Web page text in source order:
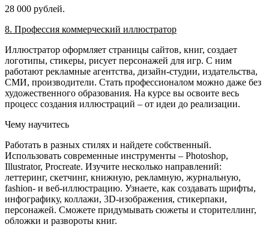
28 000 рублей.
8. Профессия коммерческий иллюстратор
Иллюстратор оформляет страницы сайтов, книг, создает
логотипы, стикеры, рисует персонажей для игр. С ним
работают рекламные агентства, дизайн-студии, издательства,
СМИ, производители. Стать профессионалом можно даже без
художественного образования. На курсе вы освоите весь
процесс создания иллюстраций – от идеи до реализации.
Чему научитесь
Работать в разных стилях и найдете собственный.
Использовать современные инструменты – Photoshop,
Illustrator, Procreate. Изучите несколько направлений:
леттеринг, скетчинг, книжную, рекламную, журнальную,
fashion- и веб-иллюстрацию. Узнаете, как создавать шрифты,
инфографику, коллажи, 3D-изображения, стикерпаки,
персонажей. Сможете придумывать сюжеты и сторителлинг,
обложки и развороты книг.